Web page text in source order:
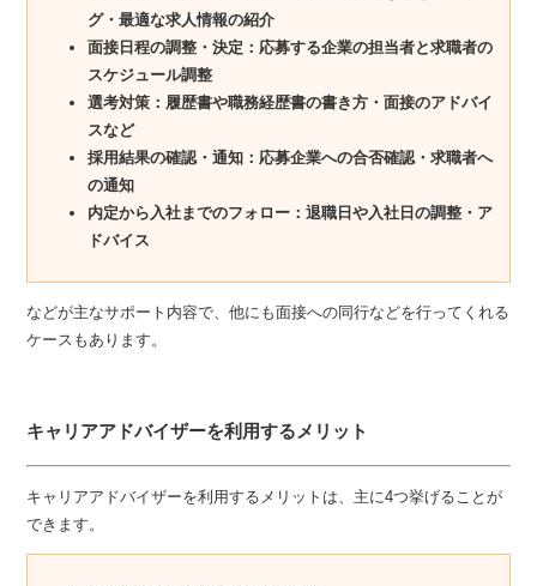
グ・最適な求人情報の紹介
面接日程の調整・決定：応募する企業の担当者と求職者の
スケジュール調整
選考対策：履歴書や職務経歴書の書き方・面接のアドバイ
スなど
採用結果の確認・通知：応募企業への合否確認・求職者へ
の通知
内定から入社までのフォロー：退職日や入社日の調整・ア
ドバイス
などが主なサポート内容で、他にも面接への同行などを行ってくれる
ケースもあります。
キャリアアドバイザーを利用するメリット
キャリアアドバイザーを利用するメリットは、主に4つ挙げることが
できます。